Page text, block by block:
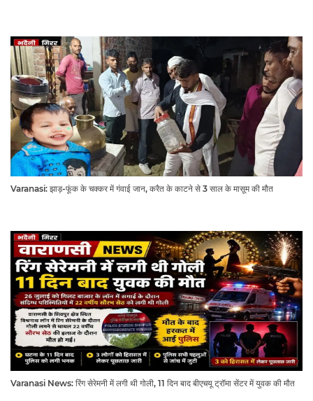
Varanasi: झाड़-फूंक के चक्कर में गंवाई जान, करैत के काटने से 3 साल के मासूम की मौत
Varanasi News: रिंग सेरेमनी में लगी थी गोली, 11 दिन बाद बीएचयू ट्रॉमा सेंटर में युवक की मौत